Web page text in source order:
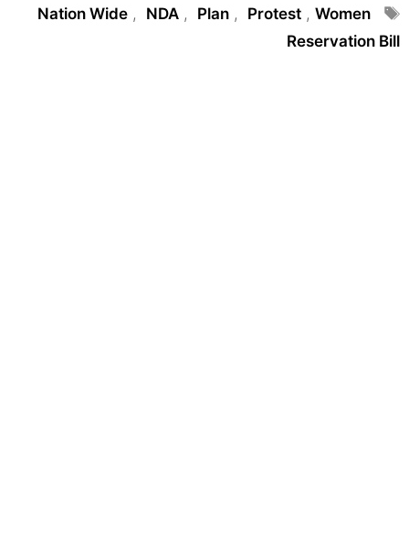
Tags
Nation Wide , NDA , Plan , Protest , Women
Reservation Bill